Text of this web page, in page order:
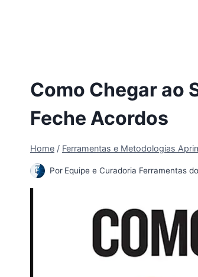
Como Chegar ao
Feche Acordos
Home / Ferramentas e Metodologias
Por Equipe e Curadoria Ferramentas